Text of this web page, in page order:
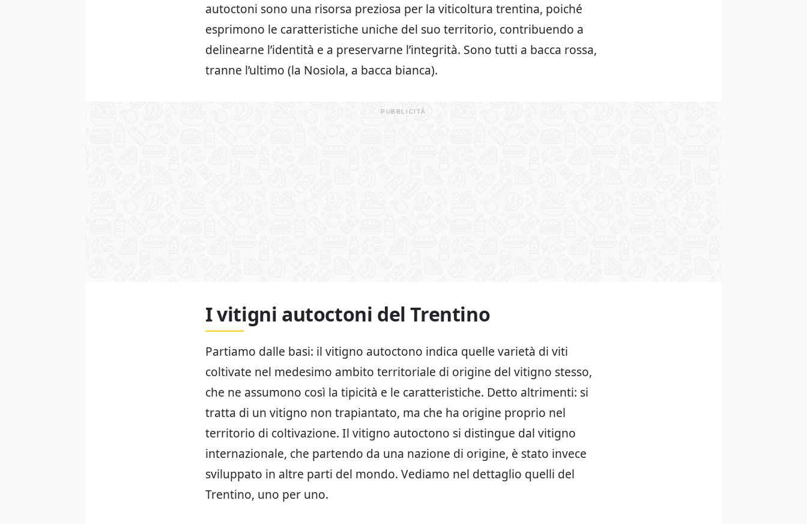
autoctoni sono una risorsa preziosa per la viticoltura trentina, poiché
esprimono le caratteristiche uniche del suo territorio, contribuendo a
delinearne l’identità e a preservarne l’integrità. Sono tutti a bacca rossa,
tranne l’ultimo (la Nosiola, a bacca bianca).
I vitigni autoctoni del Trentino
Partiamo dalle basi: il vitigno autoctono indica quelle varietà di viti
coltivate nel medesimo ambito territoriale di origine del vitigno stesso,
che ne assumono così la tipicità e le caratteristiche. Detto altrimenti: si
tratta di un vitigno non trapiantato, ma che ha origine proprio nel
territorio di coltivazione. Il vitigno autoctono si distingue dal vitigno
internazionale, che partendo da una nazione di origine, è stato invece
sviluppato in altre parti del mondo. Vediamo nel dettaglio quelli del
Trentino, uno per uno.